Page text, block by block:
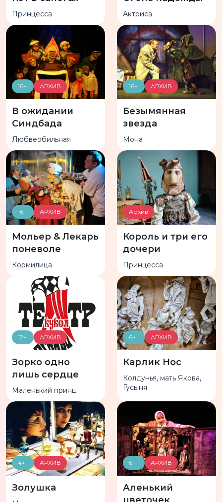
Принцесса Актриса
16+ АРХИВ
В ожидании
Синдбада
Любвеобильная
16+ АРХИВ
Безымянная
звезда
Мона
16+ АРХИВ
Мольер & Лекарь
поневоле
Кормилица
Архив
Король и три его
дочери
Принцесса
12+ АРХИВ
Зорко одно
лишь сердце
Маленький принц
6+ АРХИВ
Карлик Нос
Колдунья, мать Якова,
Гусыня
4+ АРХИВ
Золушка
6+ АРХИВ
Аленький